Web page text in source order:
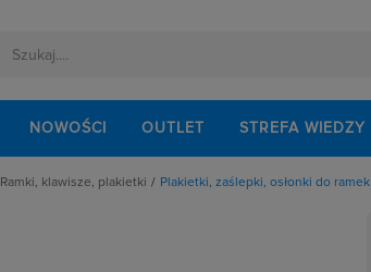
NOWOŚCI OUTLET STREFA WIEDZY
Ramki, klawisze, plakietki
Plakietki, zaślepki, osłonki do ramek